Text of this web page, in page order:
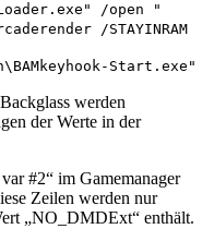
/open "
/STAYINRAM
Start.exe"
werden
der Werte in der
#2“ im Gamemanager
Zeilen werden nur
„NO_DMDExt“ enthält.